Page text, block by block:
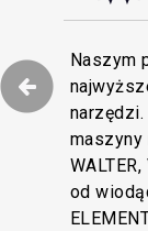
Naszym
maszyny
od
procesów
efektywną
Klientów
na
magazyn z
dostępności
Klienta w
zespół
wiedzą